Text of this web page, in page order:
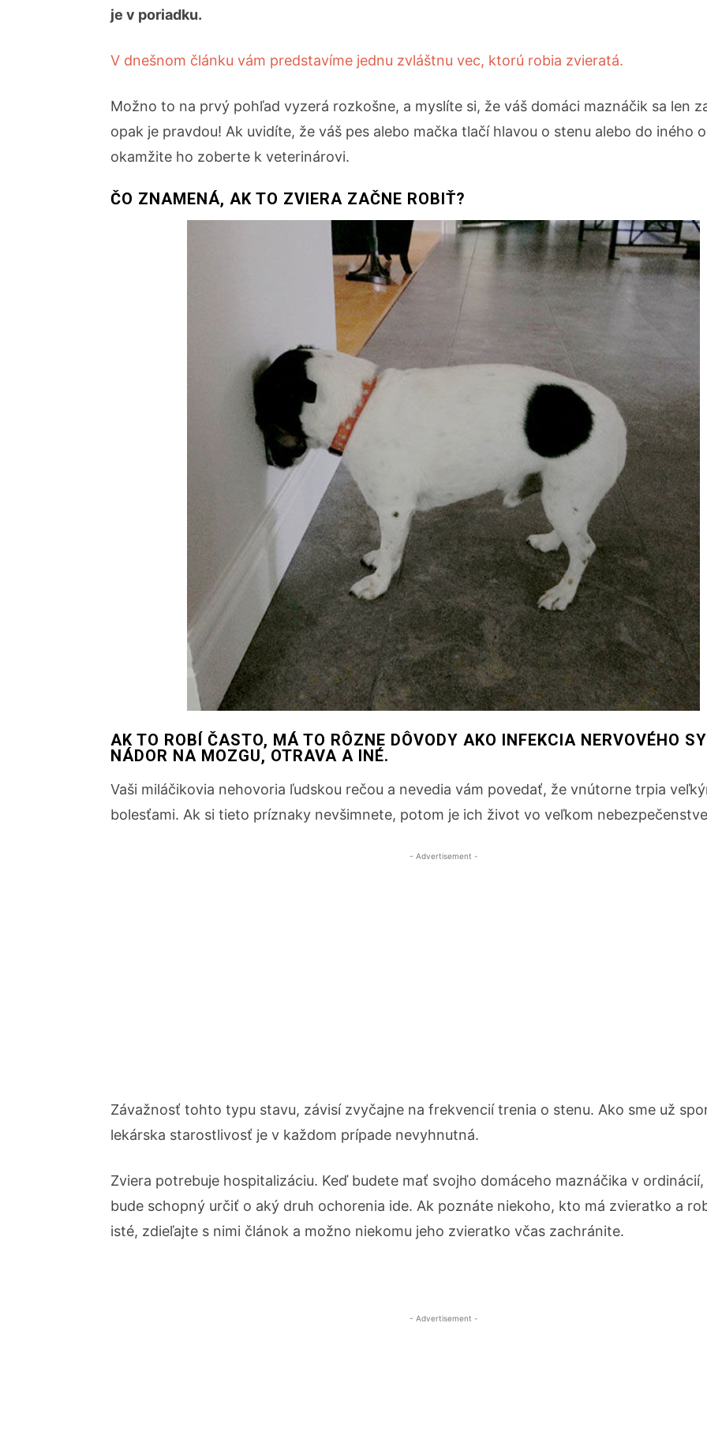
je v poriadku.
V dnešnom článku vám predstavíme jednu zvláštnu vec, ktorú robia zvieratá.
Možno to na prvý pohľad vyzerá rozkošne, a myslíte si, že váš domáci maznáčik sa len
opak je pravdou! Ak uvidíte, že váš pes alebo mačka tlačí hlavou o stenu alebo do iného
okamžite ho zoberte k veterinárovi.
ČO ZNAMENÁ, AK TO ZVIERA ZAČNE ROBIŤ?
AK TO ROBÍ ČASTO, MÁ TO RÔZNE DÔVODY AKO INFEKCIA NERVOVÉHO
NÁDOR NA MOZGU, OTRAVA A INÉ.
Vaši miláčikovia nehovoria ľudskou rečou a nevedia vám povedať, že vnútorne trpia
bolesťami. Ak si tieto príznaky nevšimnete, potom je ich život vo veľkom
- Advertisement -
Závažnosť tohto typu stavu, závisí zvyčajne na frekvencií trenia o stenu. Ako sme už
lekárska starostlivosť je v každom prípade nevyhnutná.
Zviera potrebuje hospitalizáciu. Keď budete mať svojho domáceho maznáčika v
bude schopný určiť o aký druh ochorenia ide. Ak poznáte niekoho, kto má zvieratko a
isté, zdieľajte s nimi článok a možno niekomu jeho zvieratko včas zachránite.
- Advertisement -